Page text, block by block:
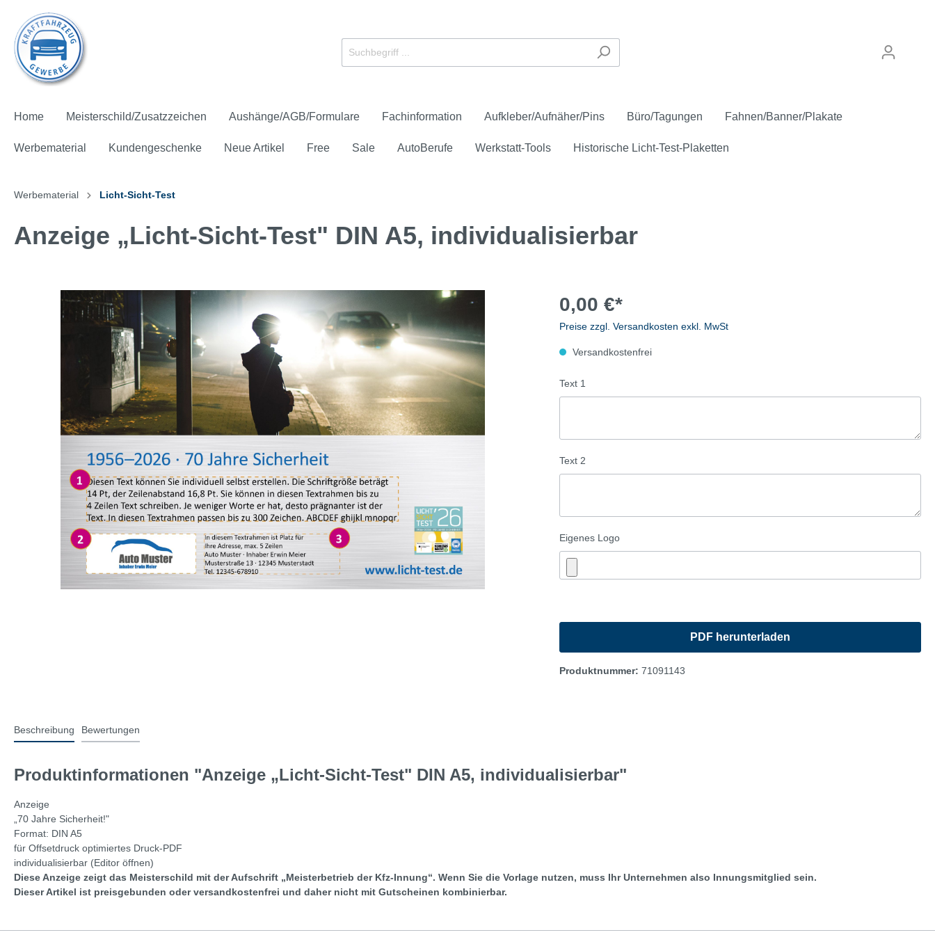
Home Meisterschild/Zusatzzeichen Aushänge/AGB/Formulare Fachinformation Aufkleber/Aufnäher/Pins Büro/Tagungen Fahnen/Banner/Plakate
Werbematerial Kundengeschenke Neue Artikel Free Sale AutoBerufe Werkstatt-Tools Historische Licht-Test-Plaketten
Meisterschild und Mitgliedsschild Zusatzzeichen Anerkannter Prüfstützpunkt
Pflichtaushänge AGB für Service und Verkauf Formulare
Zahlen und Fakten Fachbroschüren und -flyer
Hinterglasfolie Aufkleber Aufnäher
Ausstattung Give aways
Fahnen Spannbanner Großflächenplakate
Aktions-Pakete Batterie-Check HU/AU
Glasreparatur
Werbematerialien
Urlaubs-Check/Sommerreifen
Anzeigen
Plakate
Werbematerialien
Winter-Check/Winterreifen
Präsente Kinder Zubehör
Kostenfreie* Artikel Kostenfreie Downloads
Werbematerial Licht-Sicht-Test
Anzeige „Licht-Sicht-Test" DIN A5, individualisierbar
0,00 €*
Preise zzgl. Versandkosten exkl. MwSt
Versandkostenfrei
Text 1
Text 2
Eigenes Logo
Produktnummer: 71091143
Beschreibung Bewertungen
Produktinformationen "Anzeige „Licht-Sicht-Test" DIN A5, individualisierbar"
Anzeige
„70 Jahre Sicherheit!"
Format: DIN A5
für Offsetdruck optimiertes Druck-PDF
individualisierbar (Editor öffnen)
Diese Anzeige zeigt das Meisterschild mit der Aufschrift „Meisterbetrieb der Kfz-Innung“. Wenn Sie die Vorlage nutzen, muss Ihr Unternehmen also Innungsmitglied sein.
Dieser Artikel ist preisgebunden oder versandkostenfrei und daher nicht mit Gutscheinen kombinierbar.